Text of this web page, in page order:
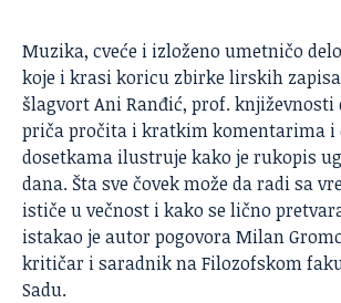
Muzika, cveće i izloženo umetničo
koje i krasi koricu zbirke lirskih
šlagvort Ani Ranđić, prof. književnosti
priča pročita i kratkim komentarima
dosetkama ilustruje kako je rukopis
dana. Šta sve čovek može da radi sa
ističe u večnost i kako se lično
istakao je autor pogovora Milan
kritičar i saradnik na Filozofskom
Sadu.